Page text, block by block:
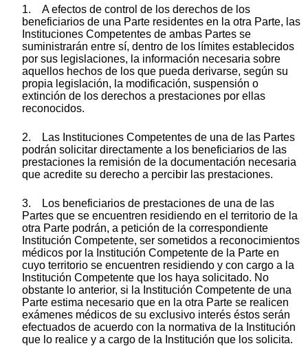
1. A efectos de control de los derechos de los
beneficiarios de una Parte residentes en la otra Parte, las
Instituciones Competentes de ambas Partes se
suministrarán entre sí, dentro de los límites establecidos
por sus legislaciones, la información necesaria sobre
aquellos hechos de los que pueda derivarse, según su
propia legislación, la modificación, suspensión o
extinción de los derechos a prestaciones por ellas
reconocidos.
2. Las Instituciones Competentes de una de las Partes
podrán solicitar directamente a los beneficiarios de las
prestaciones la remisión de la documentación necesaria
que acredite su derecho a percibir las prestaciones.
3. Los beneficiarios de prestaciones de una de las
Partes que se encuentren residiendo en el territorio de la
otra Parte podrán, a petición de la correspondiente
Institución Competente, ser sometidos a reconocimientos
médicos por la Institución Competente de la Parte en
cuyo territorio se encuentren residiendo y con cargo a la
Institución Competente que los haya solicitado. No
obstante lo anterior, si la Institución Competente de una
Parte estima necesario que en la otra Parte se realicen
exámenes médicos de su exclusivo interés éstos serán
efectuados de acuerdo con la normativa de la Institución
que lo realice y a cargo de la Institución que los solicita.